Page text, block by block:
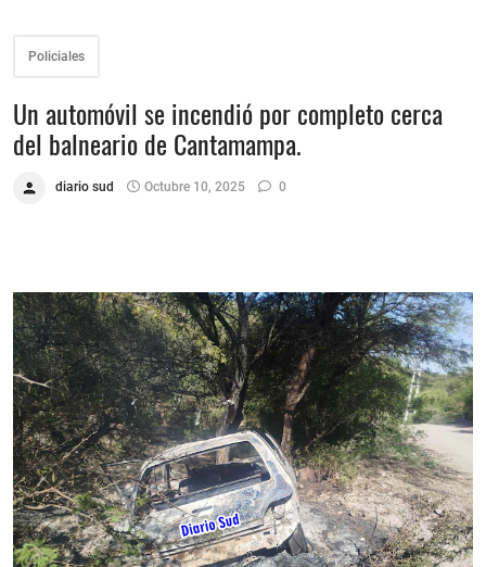
Policiales
Un automóvil se incendió por completo cerca
del balneario de Cantamampa.
diario sud Octubre 10, 2025 0